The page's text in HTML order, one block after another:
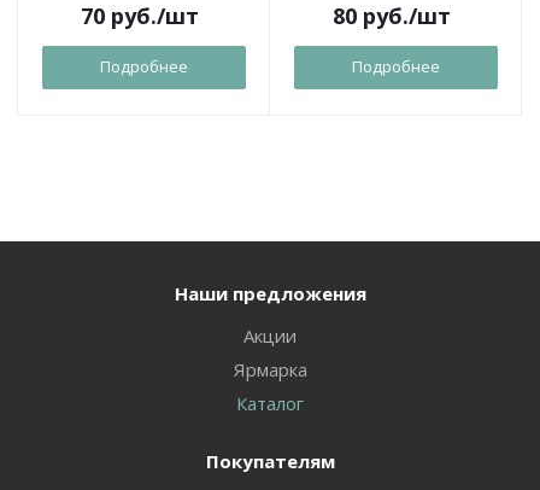
70 руб./шт
Подробнее
80 руб./шт
Подробнее
Наши предложения
Акции
Ярмарка
Каталог
Покупателям